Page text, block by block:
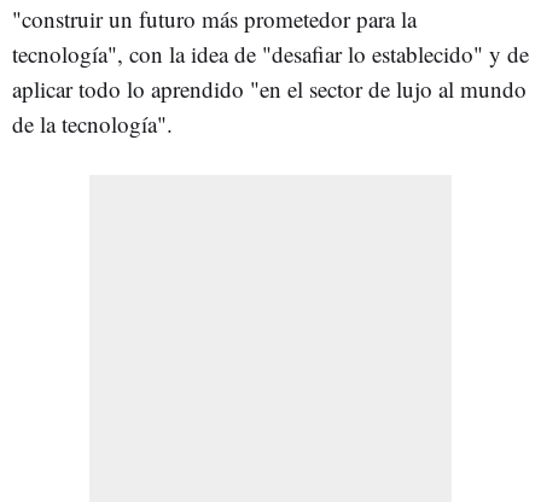
"construir un futuro más prometedor para la
tecnología", con la idea de "desafiar lo establecido" y de
aplicar todo lo aprendido "en el sector de lujo al mundo
de la tecnología".